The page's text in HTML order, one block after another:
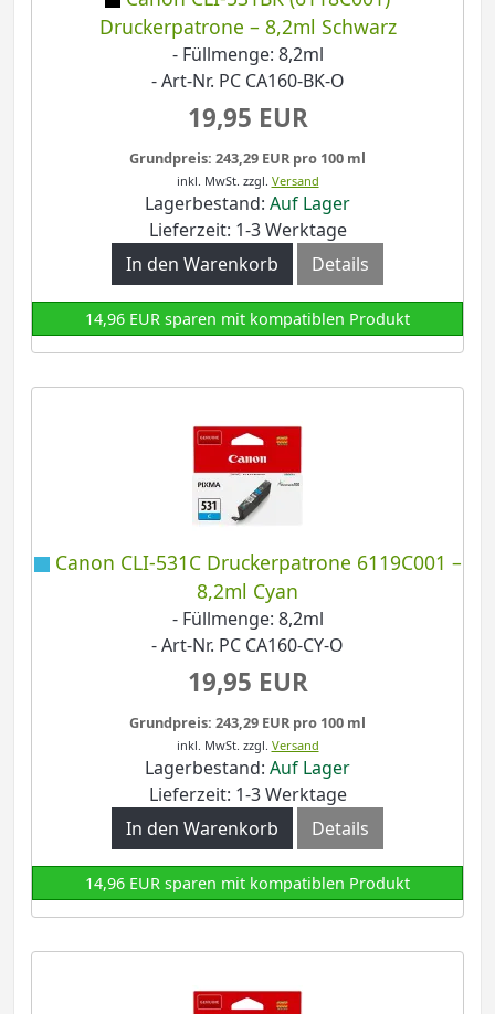
Druckerpatrone – 8,2ml Schwarz
- Füllmenge: 8,2ml
- Art-Nr. PC CA160-BK-O
19,95 EUR
Grundpreis: 243,29 EUR pro 100 ml
inkl. MwSt. zzgl. Versand
Lagerbestand: Auf Lager
Lieferzeit: 1-3 Werktage
In den Warenkorb
Details
14,96 EUR sparen mit kompatiblen Produkt
Canon CLI-531C Druckerpatrone 6119C001 –
8,2ml Cyan
- Füllmenge: 8,2ml
- Art-Nr. PC CA160-CY-O
19,95 EUR
Grundpreis: 243,29 EUR pro 100 ml
inkl. MwSt. zzgl. Versand
Lagerbestand: Auf Lager
Lieferzeit: 1-3 Werktage
In den Warenkorb
Details
14,96 EUR sparen mit kompatiblen Produkt